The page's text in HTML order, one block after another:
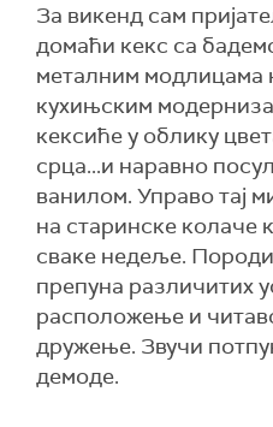
За викенд сам
домаћи кекс са
металним модлицама
кухињским
кексиће у облику
срца...и наравно
ванилом. Управо тај
на старинске колаче
сваке недеље.
препуна различитих
расположење и
дружење. Звучи
демоде.